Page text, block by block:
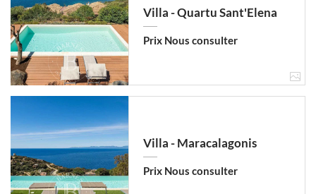
Villa - Quartu Sant'Elena
Prix Nous consulter
Villa - Maracalagonis
Prix Nous consulter